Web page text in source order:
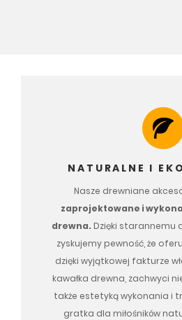
NATURALNE I
Nasze drewniane
zaprojektowane i
drewna. Dzięki starannemu
zyskujemy pewność, że
dzięki wyjątkowej fakturze
kawałka drewna, zachwyci
także estetyką wykonania i
gratka dla miłośników